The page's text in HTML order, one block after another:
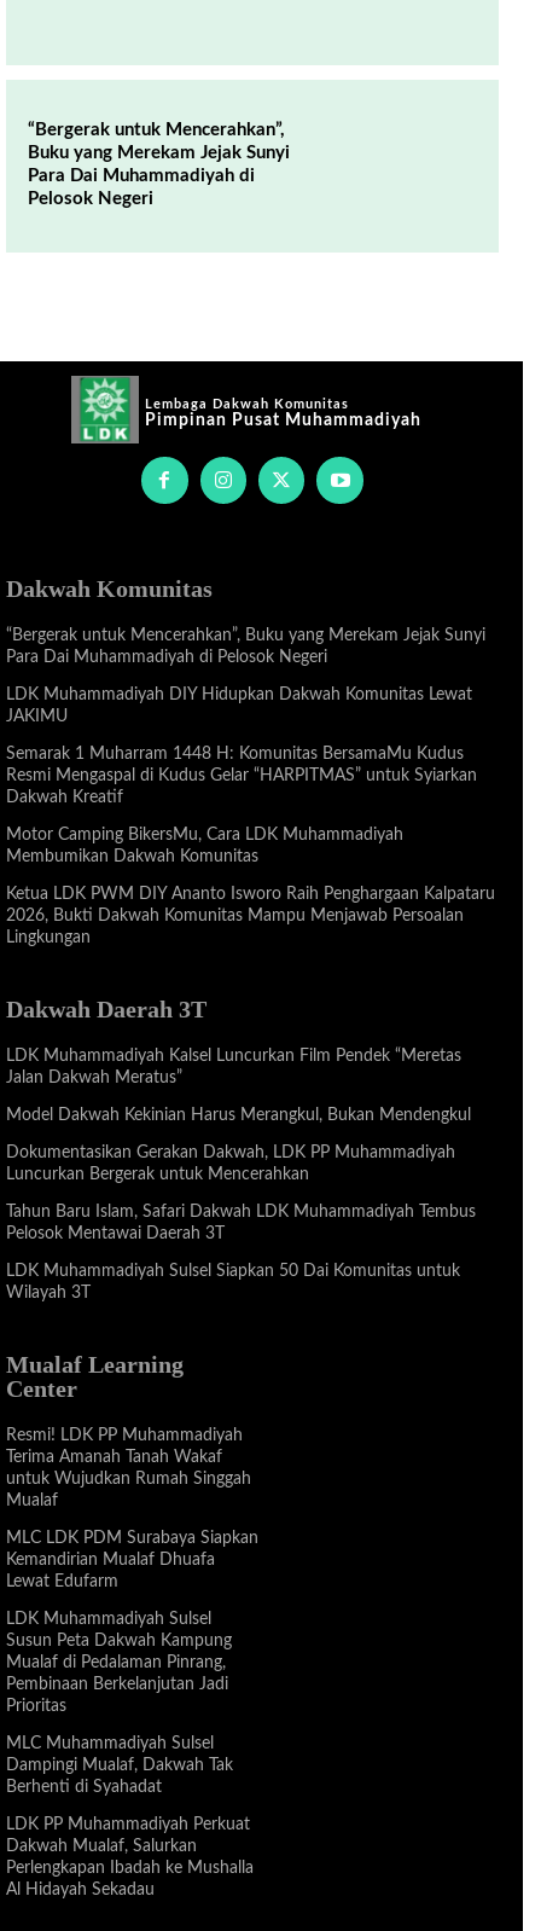
“Bergerak untuk Mencerahkan”,
Buku yang Merekam Jejak Sunyi
Para Dai Muhammadiyah di
Pelosok Negeri
Lembaga Dakwah Komunitas
Pimpinan Pusat Muhammadiyah
Dakwah Komunitas
“Bergerak untuk Mencerahkan”, Buku yang Merekam Jejak Sunyi
Para Dai Muhammadiyah di Pelosok Negeri
LDK Muhammadiyah DIY Hidupkan Dakwah Komunitas Lewat
JAKIMU
Semarak 1 Muharram 1448 H: Komunitas BersamaMu Kudus
Resmi Mengaspal di Kudus Gelar “HARPITMAS” untuk Syiarkan
Dakwah Kreatif
Motor Camping BikersMu, Cara LDK Muhammadiyah
Membumikan Dakwah Komunitas
Ketua LDK PWM DIY Ananto Isworo Raih Penghargaan Kalpataru
2026, Bukti Dakwah Komunitas Mampu Menjawab Persoalan
Lingkungan
Dakwah Daerah 3T
LDK Muhammadiyah Kalsel Luncurkan Film Pendek “Meretas
Jalan Dakwah Meratus”
Model Dakwah Kekinian Harus Merangkul, Bukan Mendengkul
Dokumentasikan Gerakan Dakwah, LDK PP Muhammadiyah
Luncurkan Bergerak untuk Mencerahkan
Tahun Baru Islam, Safari Dakwah LDK Muhammadiyah Tembus
Pelosok Mentawai Daerah 3T
LDK Muhammadiyah Sulsel Siapkan 50 Dai Komunitas untuk
Wilayah 3T
Mualaf Learning
Center
Resmi! LDK PP Muhammadiyah
Terima Amanah Tanah Wakaf
untuk Wujudkan Rumah Singgah
Mualaf
MLC LDK PDM Surabaya Siapkan
Kemandirian Mualaf Dhuafa
Lewat Edufarm
LDK Muhammadiyah Sulsel
Susun Peta Dakwah Kampung
Mualaf di Pedalaman Pinrang,
Pembinaan Berkelanjutan Jadi
Prioritas
MLC Muhammadiyah Sulsel
Dampingi Mualaf, Dakwah Tak
Berhenti di Syahadat
LDK PP Muhammadiyah Perkuat
Dakwah Mualaf, Salurkan
Perlengkapan Ibadah ke Mushalla
Al Hidayah Sekadau